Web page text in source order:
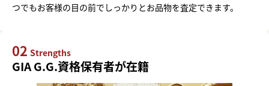
つでもお客様の目の前でしっかりとお品物を査定できます。
02 Strengths
GIA G.G.資格保有者が在籍